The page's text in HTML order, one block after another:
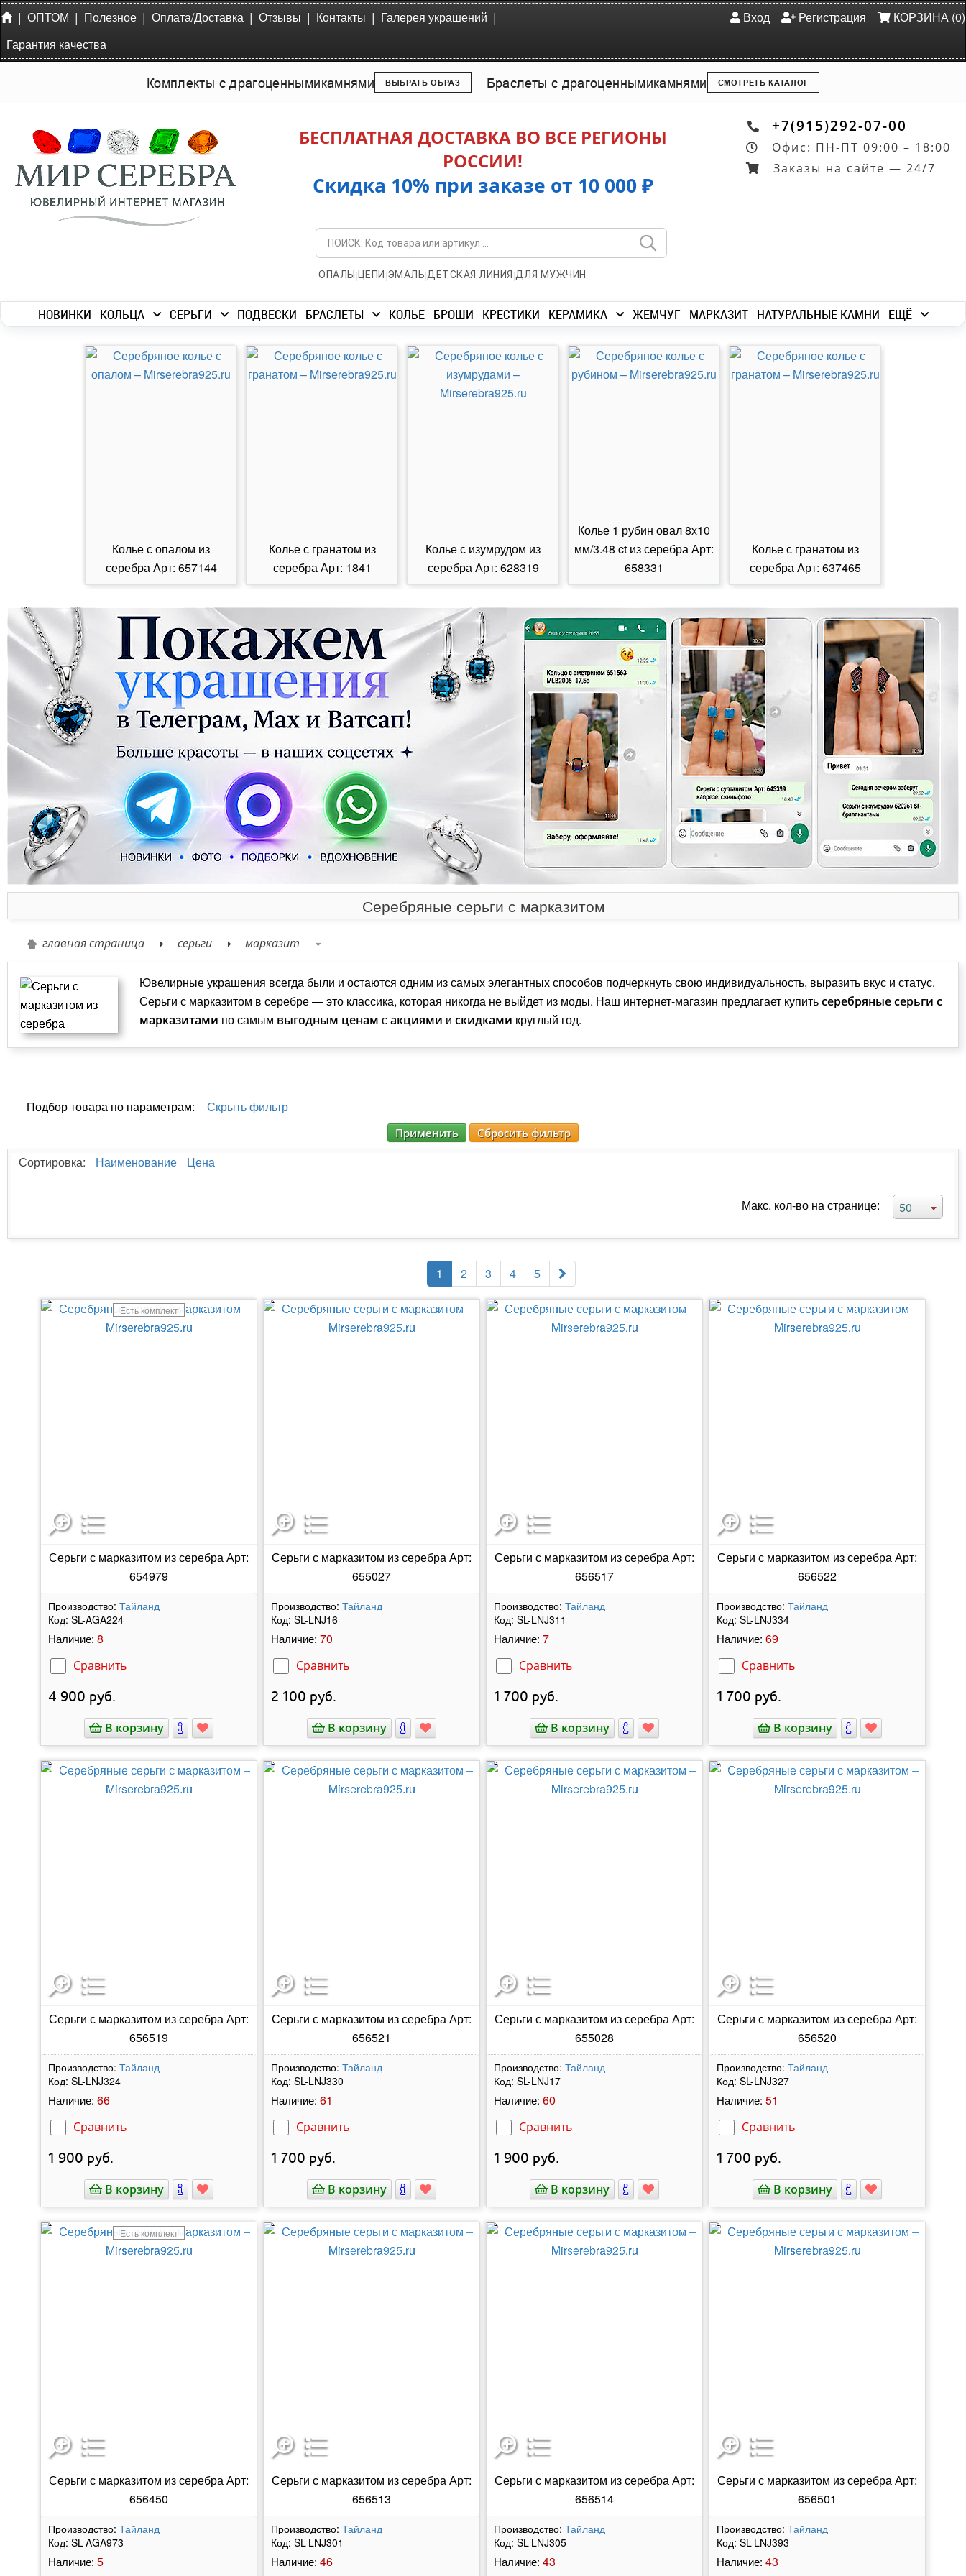
| ОПТОМ | Полезное | Оплата/Доставка | Отзывы | Контакты | Галерея украшений |
Гарантия качества
Вход Регистрация КОРЗИНА (0)
Комплекты с драгоценнымикамнями ВЫБРАТЬ ОБРАЗ Браслеты с драгоценнымикамнями СМОТРЕТЬ КАТАЛОГ
БЕСПЛАТНАЯ ДОСТАВКА ВО ВСЕ РЕГИОНЫ
РОССИИ!
Скидка 10% при заказе от 10 000 ₽
ОПАЛЫ | ЦЕПИ |ЭМАЛЬ|ДЕТСКАЯ ЛИНИЯ |ДЛЯ МУЖЧИН
+7(915)292-07-00
Офис: ПН-ПТ 09:00 – 18:00
Заказы на сайте — 24/7
НОВИНКИ КОЛЬЦА СЕРЬГИ ПОДВЕСКИ БРАСЛЕТЫ КОЛЬЕ БРОШИ КРЕСТИКИ КЕРАМИКА ЖЕМЧУГ МАРКАЗИТ НАТУРАЛЬНЫЕ КАМНИ ЕЩЁ
Колье с опалом из
серебра Арт: 657144
Колье с гранатом из
серебра Арт: 1841
Колье с изумрудом из
серебра Арт: 628319
Колье 1 рубин овал 8х10
мм/3.48 ct из серебра Арт:
658331
Колье с гранатом из
серебра Арт: 637465
Серебряные серьги с марказитом
главная страница серьги марказит
Ювелирные украшения всегда были и остаются одним из самых элегантных способов подчеркнуть свою индивидуальность, выразить вкус и статус.
Серьги с марказитом в серебре— это классика, которая никогда не выйдет из моды. Наш интернет-магазин предлагает купитьсеребряные серьги с
марказитами по самым выгодным ценам сакциями и скидками круглый год.
Подбор товара по параметрам: Скрыть фильтр
Применить Сбросить фильтр
Сортировка: Наименование Цена
Макс. кол-во на странице: 50
1 2 3 4 5
Есть комплект
Серьги с марказитом из серебра Арт:
654979
Производство: Тайланд
Код: SL-AGA224
Наличие: 8
Сравнить
4 900 руб.
В корзину
Серьги с марказитом из серебра Арт:
655027
Производство: Тайланд
Код: SL-LNJ16
Наличие: 70
Сравнить
2 100 руб.
В корзину
Серьги с марказитом из серебра Арт:
656517
Производство: Тайланд
Код: SL-LNJ311
Наличие: 7
Сравнить
1 700 руб.
В корзину
Серьги с марказитом из серебра Арт:
656522
Производство: Тайланд
Код: SL-LNJ334
Наличие: 69
Сравнить
1 700 руб.
В корзину
Серьги с марказитом из серебра Арт:
656519
Производство: Тайланд
Код: SL-LNJ324
Наличие: 66
Сравнить
1 900 руб.
В корзину
Серьги с марказитом из серебра Арт:
656521
Производство: Тайланд
Код: SL-LNJ330
Наличие: 61
Сравнить
1 700 руб.
В корзину
Серьги с марказитом из серебра Арт:
655028
Производство: Тайланд
Код: SL-LNJ17
Наличие: 60
Сравнить
1 900 руб.
В корзину
Серьги с марказитом из серебра Арт:
656520
Производство: Тайланд
Код: SL-LNJ327
Наличие: 51
Сравнить
1 700 руб.
В корзину
Есть комплект
Серьги с марказитом из серебра Арт:
656450
Производство: Тайланд
Код: SL-AGA973
Наличие: 5
Серьги с марказитом из серебра Арт:
656513
Производство: Тайланд
Код: SL-LNJ301
Наличие: 46
Серьги с марказитом из серебра Арт:
656514
Производство: Тайланд
Код: SL-LNJ305
Наличие: 43
Серьги с марказитом из серебра Арт:
656501
Производство: Тайланд
Код: SL-LNJ393
Наличие: 43